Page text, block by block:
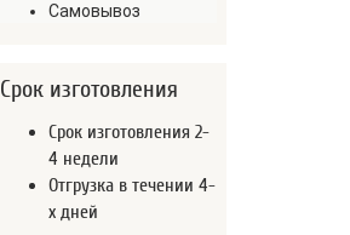
Самовывоз
Срок изготовления
Срок изготовления 2-
4 недели
Отгрузка в течении 4-
х дней